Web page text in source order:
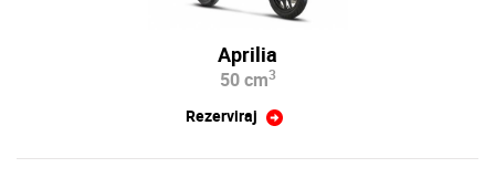
Aprilia
50 cm3
Rezerviraj